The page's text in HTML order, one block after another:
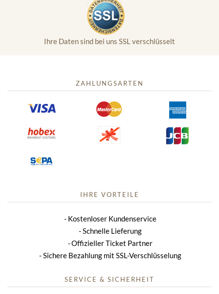
Ihre Daten sind bei uns SSL verschlüsselt
ZAHLUNGSARTEN
IHRE VORTEILE
Kostenloser Kundenservice
Schnelle Lieferung
Offizieller Ticket Partner
Sichere Bezahlung mit SSL-Verschlüsselung
SERVICE & SICHERHEIT